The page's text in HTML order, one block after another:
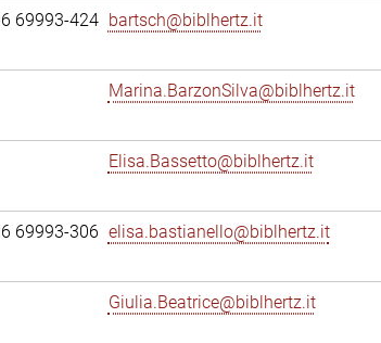
69993-424 bartsch@biblhertz.it
Marina.BarzonSilva@biblhertz.it
Elisa.Bassetto@biblhertz.it
69993-306 elisa.bastianello@biblhertz.it
Giulia.Beatrice@biblhertz.it